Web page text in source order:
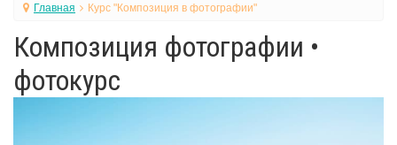
Главная Курс "Композиция в фотографии"
Композиция фотографии •
фотокурс